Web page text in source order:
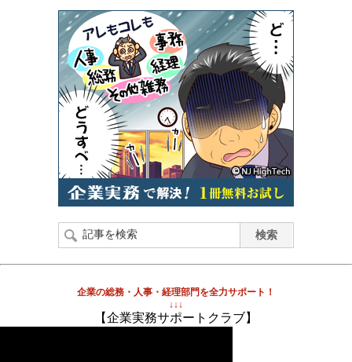
企業の総務・人事・経理部門を全力サポート！
↓↓↓
【企業実務サポートクラブ】